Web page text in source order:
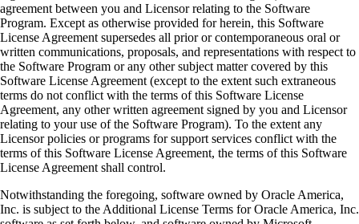
agreement between you and Licensor relating to the Software
Program. Except as otherwise provided for herein, this Software
License Agreement supersedes all prior or contemporaneous oral or
written communications, proposals, and representations with respect to
the Software Program or any other subject matter covered by this
Software License Agreement (except to the extent such extraneous
terms do not conflict with the terms of this Software License
Agreement, any other written agreement signed by you and Licensor
relating to your use of the Software Program). To the extent any
Licensor policies or programs for support services conflict with the
terms of this Software License Agreement, the terms of this Software
License Agreement shall control.
Notwithstanding the foregoing, software owned by Oracle America,
Inc. is subject to the Additional License Terms for Oracle America, Inc.